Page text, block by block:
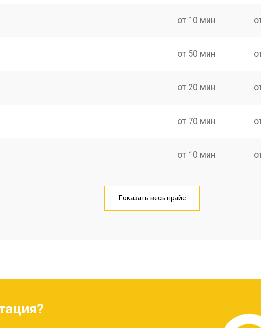
от 10 мин
от 50 мин
от 20 мин
от 70 мин
от 10 мин
от 40 мин
Показать весь прайс